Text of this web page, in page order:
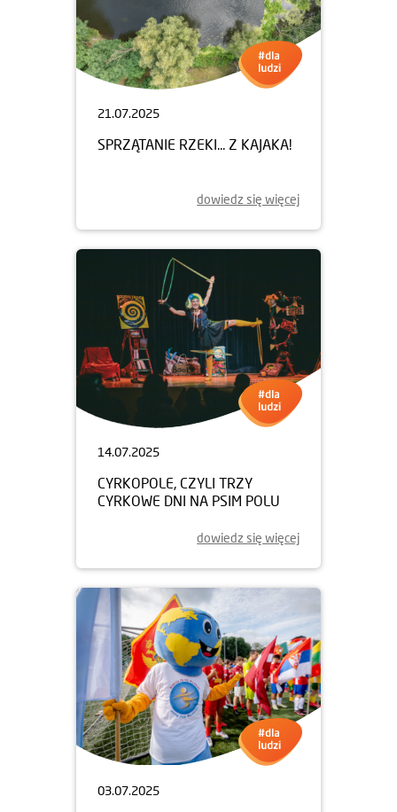
21.07.2025
SPRZĄTANIE RZEKI... Z KAJAKA!
dowiedz się więcej
14.07.2025
CYRKOPOLE, CZYLI TRZY
CYRKOWE DNI NA PSIM POLU
dowiedz się więcej
03.07.2025